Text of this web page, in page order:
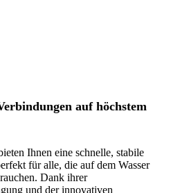
auf höchstem
Ihnen eine schnelle, stabile
für alle, die auf dem Wasser
Dank ihrer
und der innovativen